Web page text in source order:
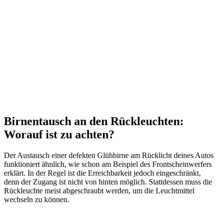
Birnentausch an den Rückleuchten:
Worauf ist zu achten?
Der Austausch einer defekten Glühbirne am Rücklicht deines Autos
funktioniert ähnlich, wie schon am Beispiel des Frontscheinwerfers
erklärt. In der Regel ist die Erreichbarkeit jedoch eingeschränkt,
denn der Zugang ist nicht von hinten möglich. Stattdessen muss die
Rückleuchte meist abgeschraubt werden, um die Leuchtmittel
wechseln zu können.